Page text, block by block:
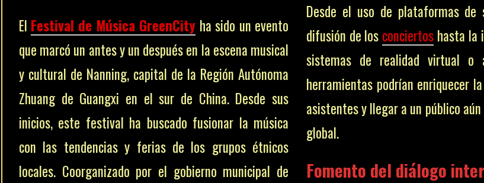
El Festival de Música GreenCity ha sido un evento
que marcó un antes y un después en la escena musical
y cultural de Nanning, capital de la Región Autónoma
Zhuang de Guangxi en el sur de China. Desde sus
inicios, este festival ha buscado fusionar la música
con las tendencias y ferias de los grupos étnicos
locales. Coorganizado por el gobierno municipal de
Desde el uso de plataformas
difusión de los conciertos hasta la
sistemas de realidad virtual o
herramientas podrían enriquecer
asistentes y llegar a un público
global.
Fomento del diálogo